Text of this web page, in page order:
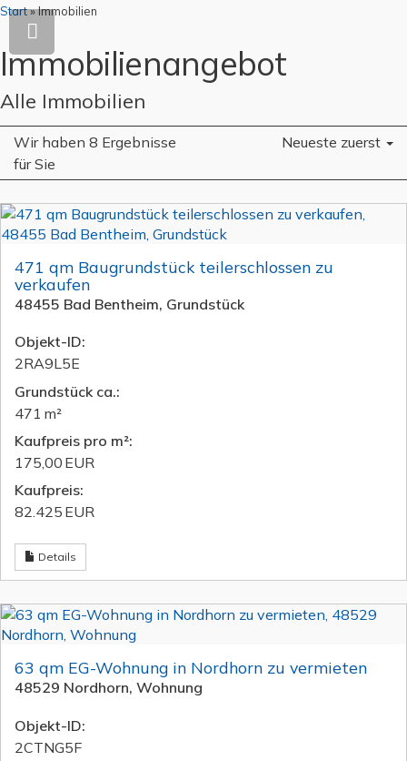
Start»Immobilien
Immobilien­angebot
Alle Immobilien
Wir haben 8 Ergebnisse
für Sie
Neueste zuerst
471 qm Baugrundstück teilerschlossen zu
verkaufen
48455 Bad Bentheim, Grundstück
Objekt-ID:
2RA9L5E
Grund­stück ca.:
471 m²
Kaufpreis pro m²:
175,00 EUR
Kaufpreis:
82.425 EUR
Details
63 qm EG-Wohnung in Nordhorn zu vermieten
48529 Nordhorn, Wohnung
Objekt-ID:
2CTNG5F